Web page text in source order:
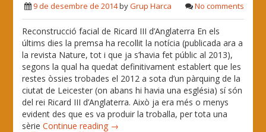
9 de desembre de 2014byGrup Harca No comments
Reconstrucció facial de Ricard III d’Anglaterra En els
últims dies la premsa ha recollit la notícia (publicada ara a
la revista Nature, tot i que ja s’havia fet públic al 2013),
segons la qual ha quedat definitivament establert que les
restes òssies trobades el 2012 a sota d’un pàrquing de la
ciutat de Leicester (on abans hi havia una església) sí són
del rei Ricard III d’Anglaterra. Això ja era més o menys
evident des que es va produir la troballa, per tota una
sèrieContinue reading →